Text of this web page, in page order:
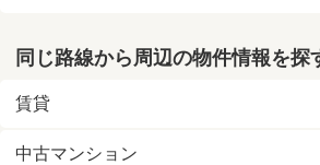
同じ路線から周辺の物件情報を探
賃貸
中古マンション